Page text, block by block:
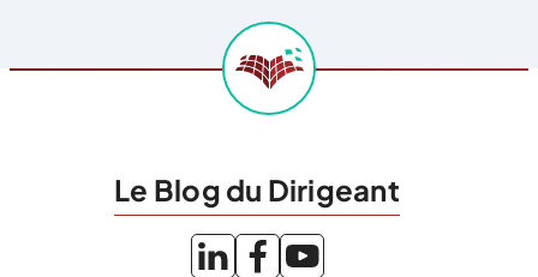
Le Blog du Dirigeant